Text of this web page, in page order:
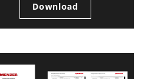
Download